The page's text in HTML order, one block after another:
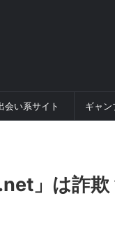
会い系サイト ギャン
」は詐欺